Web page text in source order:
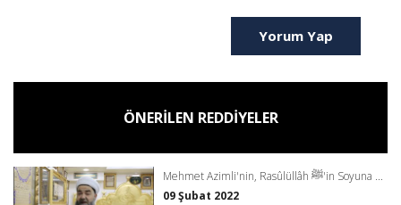
Yorum Yap
ÖNERİLEN REDDİYELER
Mehmet Azimli'nin, Rasûlüllâh ﷺ'in Soyuna ...
09 Şubat 2022